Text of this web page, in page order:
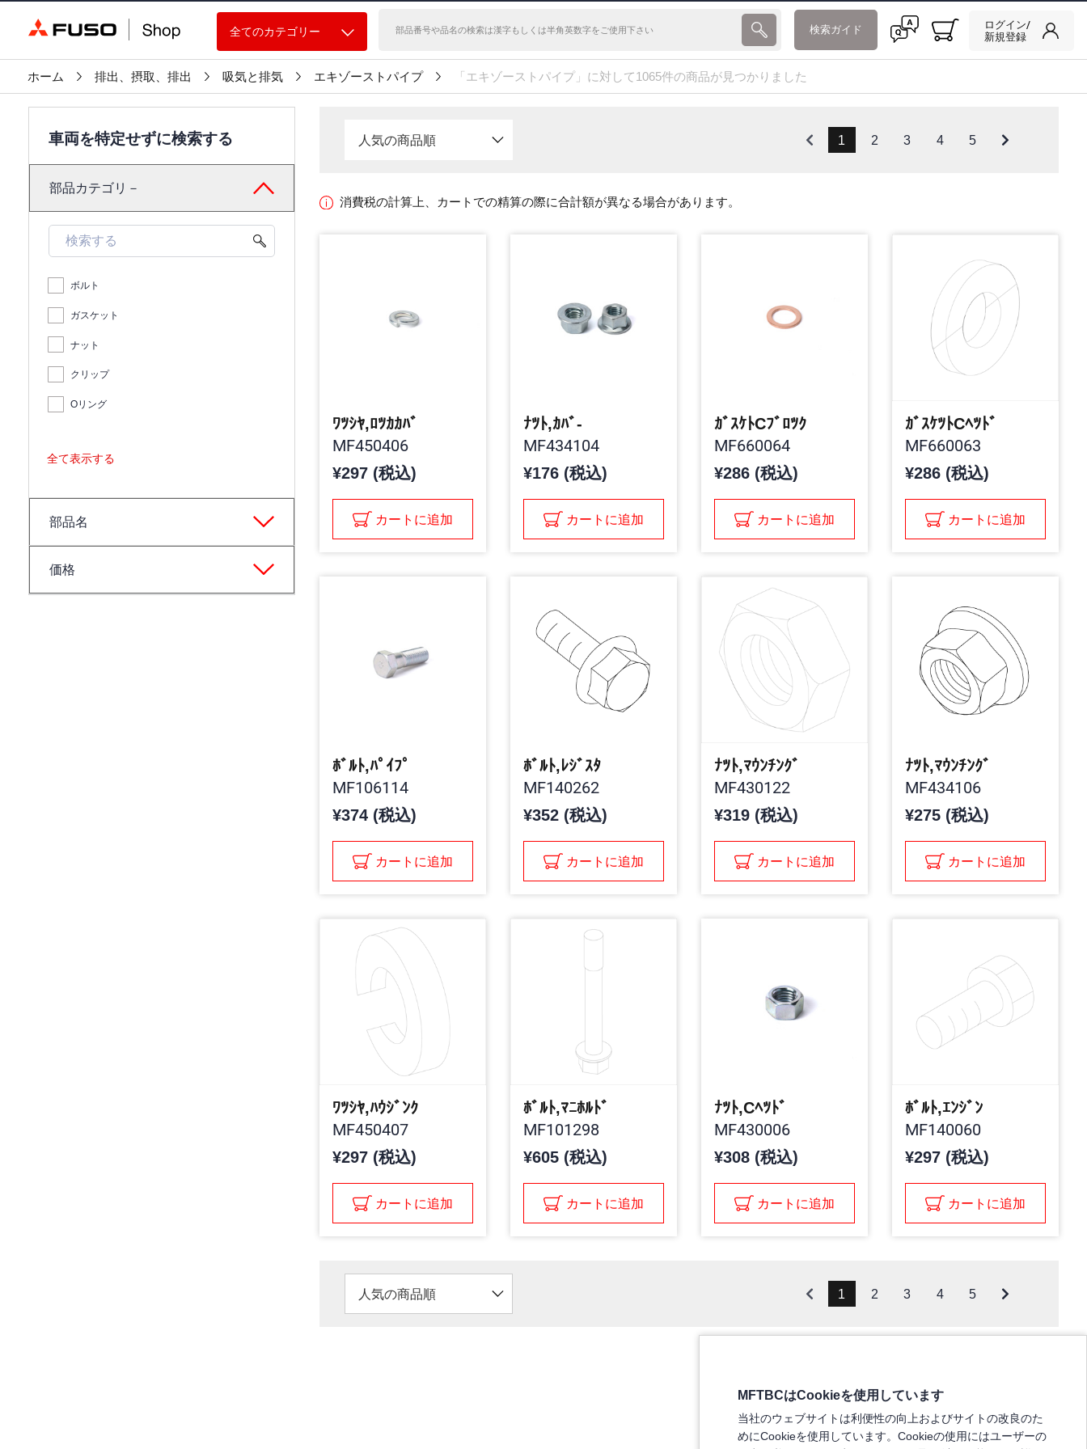
全てのカテゴリー 検索ガイド
ログイン/
新規登録
ホーム 排出、摂取、排出 吸気と排気 エキゾーストパイプ 「エキゾーストパイプ」に対して1065件の商品が見つかりました
車両を特定せずに検索する
部品カテゴリ－
ボルト
ガスケット
ナット
クリップ
Oリング
全て表示する
部品名
価格
人気の商品順 1 2 3 4 5
消費税の計算上、カートでの精算の際に合計額が異なる場合があります。
ﾜﾂｼﾔ,ﾛﾂｶｶﾊﾞ
MF450406
¥297 (税込)
カートに追加
ﾅﾂﾄ,ｶﾊﾞ-
MF434104
¥176 (税込)
カートに追加
ｶﾞｽｹﾄCﾌﾞﾛﾂｸ
MF660064
¥286 (税込)
カートに追加
ｶﾞｽｹﾂﾄCﾍﾂﾄﾞ
MF660063
¥286 (税込)
カートに追加
ﾎﾞﾙﾄ,ﾊﾟｲﾌﾟ
MF106114
¥374 (税込)
カートに追加
ﾎﾞﾙﾄ,ﾚｼﾞｽﾀ
MF140262
¥352 (税込)
カートに追加
ﾅﾂﾄ,ﾏｳﾝﾁﾝｸﾞ
MF430122
¥319 (税込)
カートに追加
ﾅﾂﾄ,ﾏｳﾝﾁﾝｸﾞ
MF434106
¥275 (税込)
カートに追加
ﾜﾂｼﾔ,ﾊｳｼﾞﾝｸ
MF450407
¥297 (税込)
カートに追加
ﾎﾞﾙﾄ,ﾏﾆﾎﾙﾄﾞ
MF101298
¥605 (税込)
カートに追加
ﾅﾂﾄ,Cﾍﾂﾄﾞ
MF430006
¥308 (税込)
カートに追加
ﾎﾞﾙﾄ,ｴﾝｼﾞﾝ
MF140060
¥297 (税込)
カートに追加
人気の商品順 1 2 3 4 5
MFTBCはCookieを使用しています
当社のウェブサイトは利便性の向上およびサイトの改良のた
めにCookieを使用しています。Cookieの使用にはユーザーの